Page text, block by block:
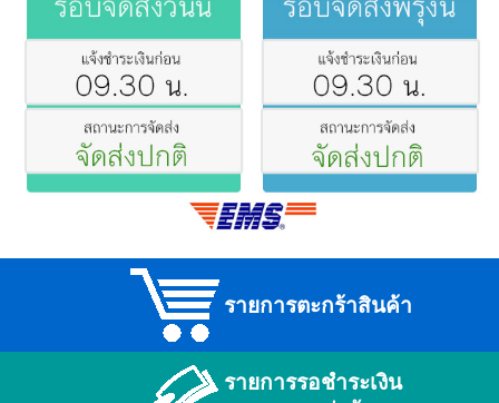
รายการตะกร้าสินค้า
รายการรอชำระเงิน